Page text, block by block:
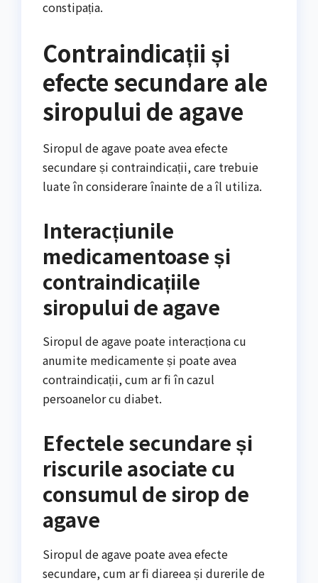
constipația.
Contraindicații și
efecte secundare ale
siropului de agave
Siropul de agave poate avea efecte
secundare și contraindicații, care trebuie
luate în considerare înainte de a îl utiliza.
Interacțiunile
medicamentoase și
contraindicațiile
siropului de agave
Siropul de agave poate interacționa cu
anumite medicamente și poate avea
contraindicații, cum ar fi în cazul
persoanelor cu diabet.
Efectele secundare și
riscurile asociate cu
consumul de sirop de
agave
Siropul de agave poate avea efecte
secundare, cum ar fi diareea și durerile de